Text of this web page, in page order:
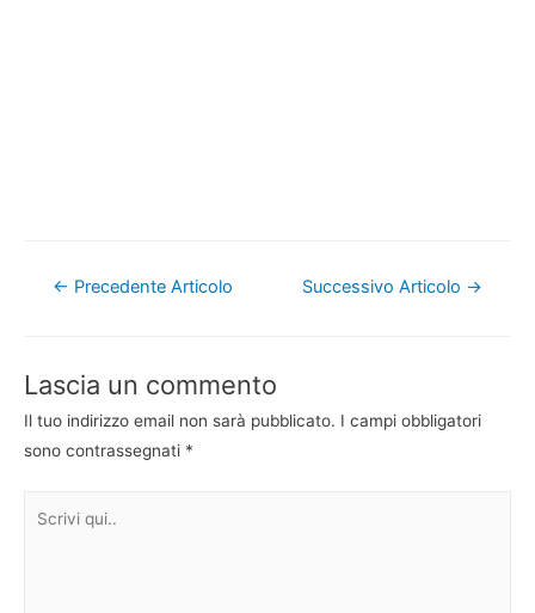
Navigazione
← Precedente Articolo Successivo Articolo →
Lascia un commento
Il tuo indirizzo email non sarà pubblicato. I campi obbligatori
sono contrassegnati *